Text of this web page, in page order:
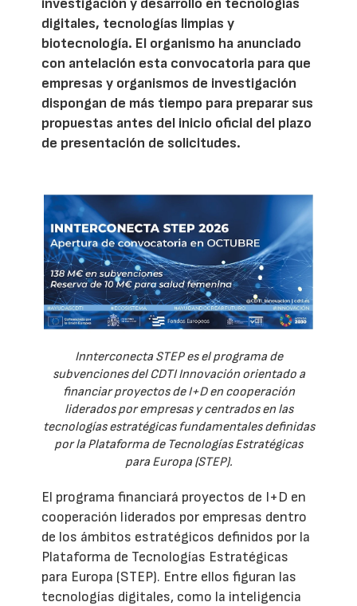
digitales, tecnologías limpias y
biotecnología. El organismo ha anunciado
con antelación esta convocatoria para que
empresas y organismos de investigación
dispongan de más tiempo para preparar sus
propuestas antes del inicio oficial del plazo
de presentación de solicitudes.
Innterconecta STEP es el programa de
subvenciones del CDTI Innovación orientado a
financiar proyectos de I+D en cooperación
liderados por empresas y centrados en las
tecnologías estratégicas fundamentales definidas
por la Plataforma de Tecnologías Estratégicas
para Europa (STEP).
El programa financiará proyectos de I+D en
cooperación liderados por empresas dentro
de los ámbitos estratégicos definidos por la
Plataforma de Tecnologías Estratégicas
para Europa (STEP). Entre ellos figuran las
tecnologías digitales, como la inteligencia